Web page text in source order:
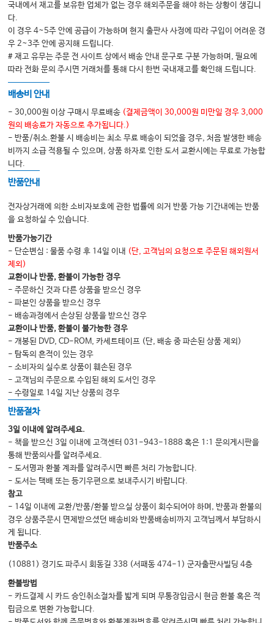
기관내 투여
Chapter 6-6 체외순환 심폐소생술
개요
적응증
체외막형 산화장치
체외막산소공급(ECMO) 합병증
고려사항
Chapter 6-7 코로나바이러스감염증-19 환자 혹은 감염 의심 환자의 전문소생
술
코로나바이러스 감염증-19 유행 시 전문소생술 순서
Chapter 7 심장정지후 통합치료
심장정지후 증후군
심장정지후 통합치료의 목표
심장정지후 통합치료의 주요 단계
Chapter 8 서맥성 부정맥과 빈맥성 부정맥
서맥 환자의 진단과 평가
서맥 환자의 치료
빈맥성 부정맥
Chapter 9 심장정지 시나리오
Step-by-Step 시나리오의 전체 구성
Team Leader의 역할
Step-by-Step 교육 시나리오의 세부 구성
심장정지 시나리오 문제
Index
국내에서 재고를 보유한 업체가 없는 경우 해외주문을 해야 하는 상황이 생깁니
다.
이 경우 4~5주 안에 공급이 가능하며 현지 출판사 사정에 따라 구입이 어려운 경
우 2~3주 안에 공지해 드립니다.
# 재고 유무는 주문 전 사이트 상에서 배송 안내 문구로 구분 가능하며, 필요에
따라 전화 문의 주시면 거래처를 통해 다시 한번 국내재고를 확인해 드립니다.
배송비 안내
- 30,000원 이상 구매시 무료배송 (결제금액이 30,000원 미만일 경우 3,000
원의 배송료가 자동으로 추가됩니다.)
- 반품/취소.환불 시 배송비는 최소 무료 배송이 되었을 경우, 처음 발생한 배송
비까지 소급 적용될 수 있으며, 상품 하자로 인한 도서 교환시에는 무료로 가능합
니다.
반품안내
전자상거래에 의한 소비자보호에 관한 법률에 의거 반품 가능 기간내에는 반품
을 요청하실 수 있습니다.
반품가능기간
- 단순변심 : 물품 수령 후 14일 이내 (단, 고객님의 요청으로 주문된 해외원서
제외)
교환이나 반품, 환불이 가능한 경우
- 주문하신 것과 다른 상품을 받으신 경우
- 파본인 상품을 받으신 경우
- 배송과정에서 손상된 상품을 받으신 경우
교환이나 반품, 환불이 불가능한 경우
- 개봉된 DVD, CD-ROM, 카세트테이프 (단, 배송 중 파손된 상품 제외)
- 탐독의 흔적이 있는 경우
- 소비자의 실수로 상품이 훼손된 경우
- 고객님의 주문으로 수입된 해외 도서인 경우
- 수령일로 14일 지난 상품의 경우
반품절차
3일 이내에 알려주세요.
- 책을 받으신 3일 이내에 고객센터 031-943-1888 혹은 1:1 문의게시판을
통해 반품의사를 알려주세요.
- 도서명과 환불 계좌를 알려주시면 빠른 처리 가능합니다.
- 도서는 택배 또는 등기우편으로 보내주시기 바랍니다.
참고
- 14일 이내에 교환/반품/환불 받으실 상품이 회수되어야 하며, 반품과 환불의
경우 상품주문시 면제받으셨던 배송비와 반품배송비까지 고객님께서 부담하시
게 됩니다.
반품주소
(10881) 경기도 파주시 회동길 338 (서패동 474-1) 군자출판사빌딩 4층
환불방법
- 카드결제 시 카드 승인취소절차를 밟게 되며 무통장입금시 현금 환불 혹은 적
립금으로 변환 가능합니다.